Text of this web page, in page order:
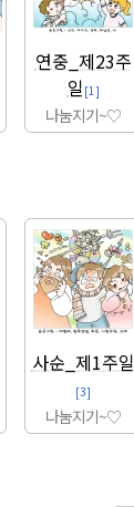
연중_제23주
일 [1]
나눔지기~♡
사순_제1주일
[3]
나눔지기~♡